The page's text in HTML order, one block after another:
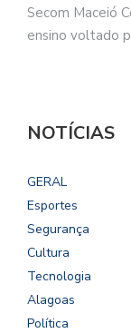
Secom Maceió
ensino voltado
NOTÍCIAS
GERAL
Esportes
Segurança
Cultura
Tecnologia
Alagoas
Política